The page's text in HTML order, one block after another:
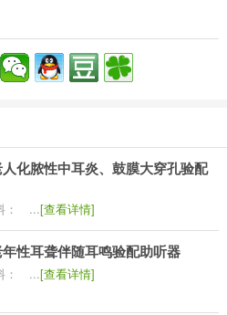
人化脓性中耳炎、鼓膜大穿孔验配
： ...[查看详情]
年性耳聋伴随耳鸣验配助听器
： ...[查看详情]